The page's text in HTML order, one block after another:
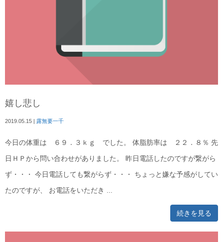
嬉し悲し
2019.05.15 | 露無要一千
今日の体重は ６９．３ｋｇ でした。 体脂肪率は ２２．８％ 先
日ＨＰから問い合わせがありました。 昨日電話したのですが繋がら
ず・・・ 今日電話しても繋がらず・・・ ちょっと嫌な予感がしてい
たのですが、 お電話をいただき ...
続きを見る